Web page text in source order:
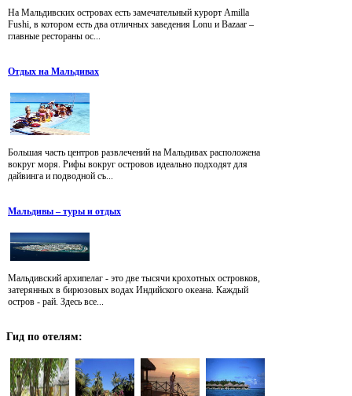
На Мальдивских островах есть замечательный курорт Amilla
Fushi, в котором есть два отличных заведения Lonu и Bazaar –
главные рестораны ос...
Отдых на Мальдивах
Большая часть центров развлечений на Мальдивах расположена
вокруг моря. Рифы вокруг островов идеально подходят для
дайвинга и подводной съ...
Мальдивы – туры и отдых
Мальдивский архипелаг - это две тысячи крохотных островков,
затерянных в бирюзовых водах Индийского океана. Каждый
остров - рай. Здесь все...
Гид по отелям: